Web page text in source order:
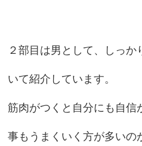
２部目は男として、しっ
いて紹介しています。
筋肉がつくと自分にも自信
事もうまくいく方が多いの